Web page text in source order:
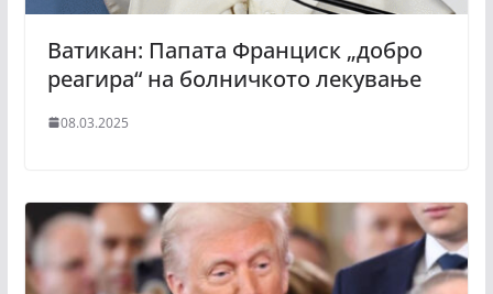
Ватикан: Папата Франциск „добро
реагира“ на болничкото лекување
08.03.2025